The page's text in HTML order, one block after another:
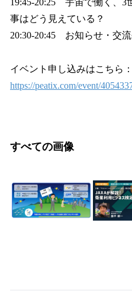
19:45-20:25 宇宙で働く、3
事はどう見えている？
20:30-20:45 お知らせ・交
イベント申し込みはこちら：
https://peatix.com/event/
すべての画像